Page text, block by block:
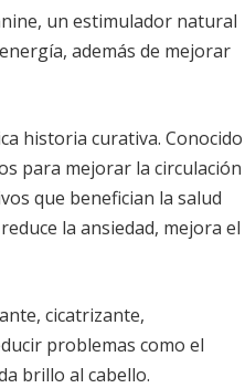
un estimulador natural
además de mejorar
historia curativa. Conocido
para mejorar la circulación
que benefician la salud
la ansiedad, mejora el
cicatrizante,
problemas como el
brillo al cabello.